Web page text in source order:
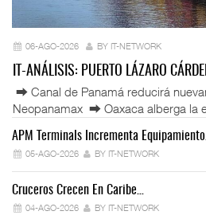
06-AGO-2026 BY IT-NETWORK
IT-ANÁLISIS: PUERTO LÁZARO
⮕ Canal de Panamá reducirá
Neopanamax ⮕ Oaxaca alberga la
APM Terminals Incrementa Equipamiento…
05-AGO-2026 BY IT-NETWORK
Cruceros Crecen En Caribe…
04-AGO-2026 BY IT-NETWORK